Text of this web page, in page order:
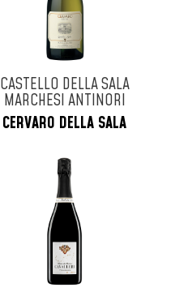
CASTELLO DELLA SALA
MARCHESI ANTINORI
CERVARO DELLA SALA